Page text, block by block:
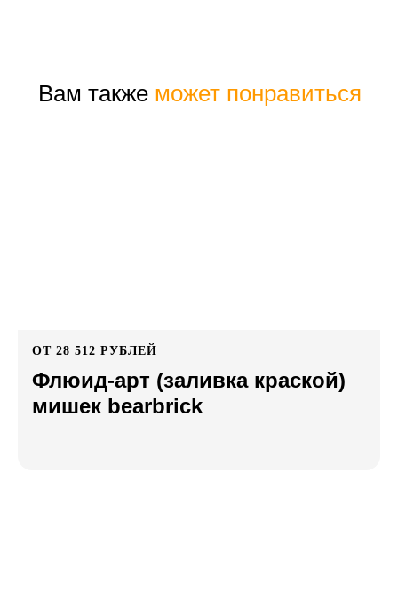
Вам также может понравиться
ОТ 28 512 РУБЛЕЙ
Флюид-арт (заливка краской)
мишек bearbrick